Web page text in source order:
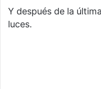
Y después de la
luces.